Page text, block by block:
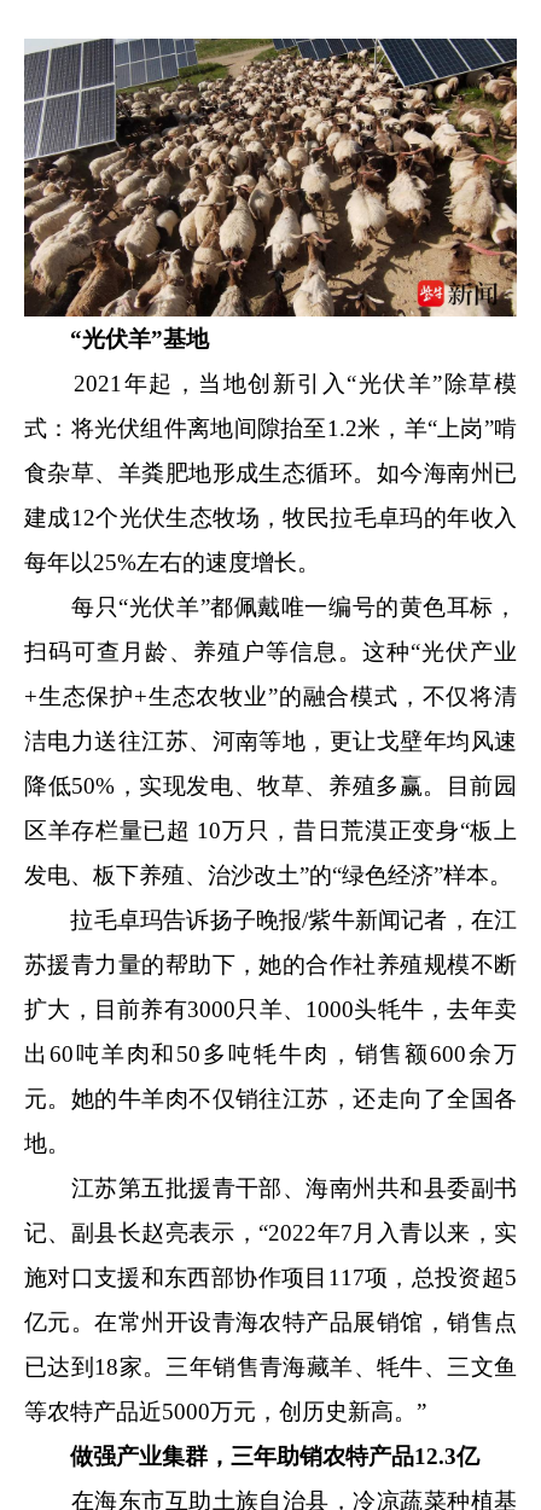
“光伏羊”基地
2021年起，当地创新引入“光伏羊”除草模
式：将光伏组件离地间隙抬至1.2米，羊“上岗”啃
食杂草、羊粪肥地形成生态循环。如今海南州已
建成12个光伏生态牧场，牧民拉毛卓玛的年收入
每年以25%左右的速度增长。
每只“光伏羊”都佩戴唯一编号的黄色耳标，
扫码可查月龄、养殖户等信息。这种“光伏产业
+生态保护+生态农牧业”的融合模式，不仅将清
洁电力送往江苏、河南等地，更让戈壁年均风速
降低50%，实现发电、牧草、养殖多赢。目前园
区羊存栏量已超 10万只，昔日荒漠正变身“板上
发电、板下养殖、治沙改土”的“绿色经济”样本。
拉毛卓玛告诉扬子晚报/紫牛新闻记者，在江
苏援青力量的帮助下，她的合作社养殖规模不断
扩大，目前养有3000只羊、1000头牦牛，去年卖
出60吨羊肉和50多吨牦牛肉，销售额600余万
元。她的牛羊肉不仅销往江苏，还走向了全国各
地。
江苏第五批援青干部、海南州共和县委副书
记、副县长赵亮表示，“2022年7月入青以来，实
施对口支援和东西部协作项目117项，总投资超5
亿元。在常州开设青海农特产品展销馆，销售点
已达到18家。三年销售青海藏羊、牦牛、三文鱼
等农特产品近5000万元，创历史新高。”
做强产业集群，三年助销农特产品12.3亿
在海东市互助土族自治县，冷凉蔬菜种植基